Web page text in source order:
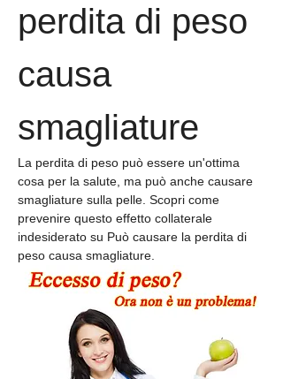
perdita di peso
causa
smagliature
La perdita di peso può essere un'ottima
cosa per la salute, ma può anche causare
smagliature sulla pelle. Scopri come
prevenire questo effetto collaterale
indesiderato su Può causare la perdita di
peso causa smagliature.